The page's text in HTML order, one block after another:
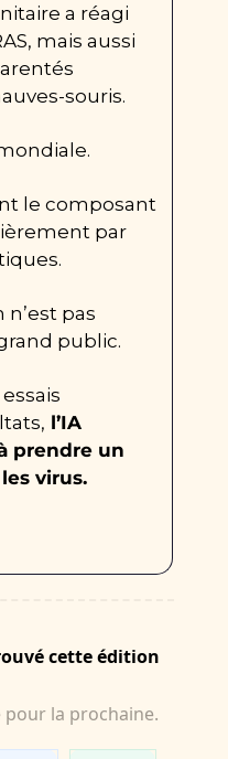
a réagi
mais aussi
souris.
le composant
par
pas
public.
l’IA
prendre un
virus.
cette édition
pour la prochaine.